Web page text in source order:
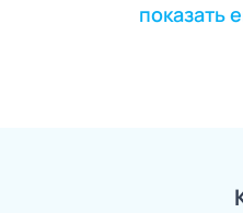
показать